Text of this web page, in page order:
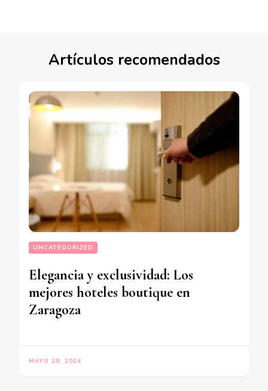
Artículos recomendados
UNCATEGORIZED
Elegancia y exclusividad: Los
mejores hoteles boutique en
Zaragoza
MAYO 28, 2024